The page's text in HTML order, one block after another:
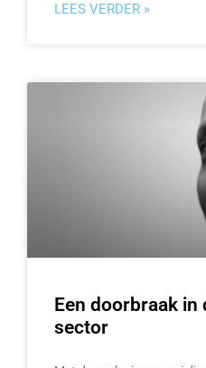
LEES VERDER »
Een doorbraak in
sector